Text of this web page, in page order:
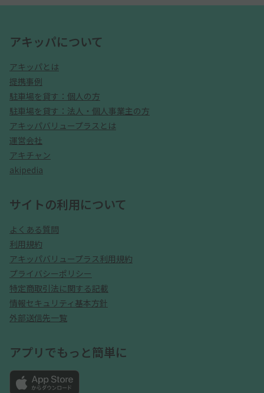
アキッパについて
アキッパとは
提携事例
駐車場を貸す：個人の方
駐車場を貸す：法人・個人事業主の方
アキッパバリュープラスとは
運営会社
アキチャン
akipedia
サイトの利用について
よくある質問
利用規約
アキッパバリュープラス利用規約
プライバシーポリシー
特定商取引法に関する記載
情報セキュリティ基本方針
外部送信先一覧
アプリでもっと簡単に